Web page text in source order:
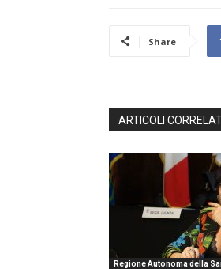
Share
ARTICOLI
Regione Autonoma della